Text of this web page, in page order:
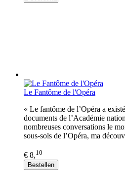
Le Fantôme de l'Opéra
« Le fantôme de l’Opéra a
documents de l’Académie
nombreuses conversations le
sous-sols de l’Opéra, ma
€ 8,10
Bestellen